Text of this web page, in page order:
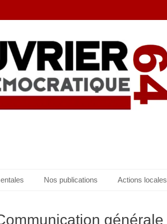
Nos publications Actions locales
générale